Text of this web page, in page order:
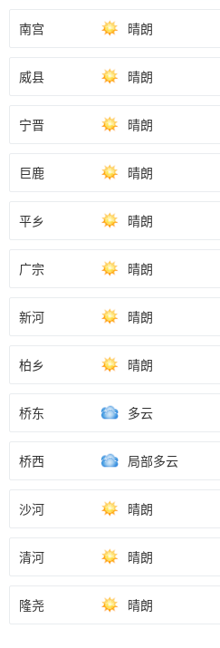
南宫 晴朗
威县 晴朗
宁晋 晴朗
巨鹿 晴朗
平乡 晴朗
广宗 晴朗
新河 晴朗
柏乡 晴朗
桥东 多云
桥西 局部多云
沙河 晴朗
清河 晴朗
隆尧 晴朗